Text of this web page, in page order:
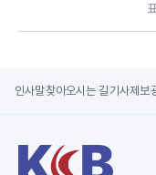
인사말찾아오시는 길기사제보